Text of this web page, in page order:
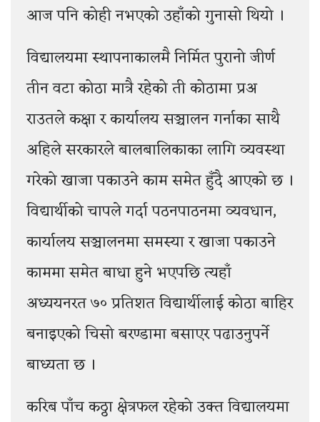
आज पनि कोही नभएको उहाँको गुनासो थियो ।
विद्यालयमा स्थापनाकालमै निर्मित पुरानो जीर्ण
तीन वटा कोठा मात्रै रहेको ती कोठामा प्रअ
राउतले कक्षा र कार्यालय सञ्चालन गर्नाका साथै
अहिले सरकारले बालबालिकाका लागि व्यवस्था
गरेको खाजा पकाउने काम समेत हुँदै आएको छ ।
विद्यार्थीको चापले गर्दा पठनपाठनमा व्यवधान,
कार्यालय सञ्चालनमा समस्या र खाजा पकाउने
काममा समेत बाधा हुने भएपछि त्यहाँ
अध्ययनरत ७० प्रतिशत विद्यार्थीलाई कोठा बाहिर
बनाइएको चिसो बरण्डामा बसाएर पढाउनुपर्ने
बाध्यता छ ।
करिब पाँच कठ्ठा क्षेत्रफल रहेको उक्त विद्यालयमा